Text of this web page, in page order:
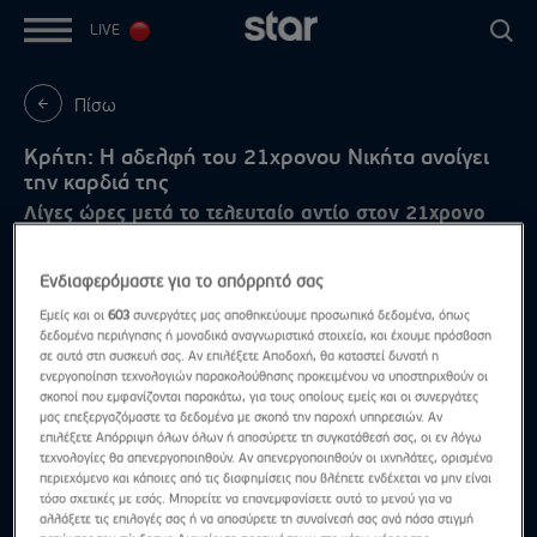
LIVE
Πίσω
Κρήτη: Η αδελφή του 21χρονου Νικήτα ανοίγει
την καρδιά της
Λίγες ώρες μετά το τελευταίο αντίο στον 21χρονο
Ενδιαφερόμαστε για το απόρρητό σας
Εμείς και οι603 συνεργάτες μας αποθηκεύουμε προσωπικά δεδομένα, όπως
δεδομένα περιήγησης ή μοναδικά αναγνωριστικά στοιχεία, και έχουμε πρόσβαση
σε αυτά στη συσκευή σας. Αν επιλέξετε Αποδοχή, θα καταστεί δυνατή η
ενεργοποίηση τεχνολογιών παρακολούθησης προκειμένου να υποστηριχθούν οι
σκοποί που εμφανίζονται παρακάτω, για τους οποίους εμείς και οι συνεργάτες
μας επεξεργαζόμαστε τα δεδομένα με σκοπό την παροχή υπηρεσιών. Αν
επιλέξετε Απόρριψη όλων όλων ή αποσύρετε τη συγκατάθεσή σας, οι εν λόγω
τεχνολογίες θα απενεργοποιηθούν. Αν απενεργοποιηθούν οι ιχνηλάτες, ορισμένο
περιεχόμενο και κάποιες από τις διαφημίσεις που βλέπετε ενδέχεται να μην είναι
τόσο σχετικές με εσάς. Μπορείτε να επανεμφανίσετε αυτό το μενού για να
αλλάξετε τις επιλογές σας ή να αποσύρετε τη συναίνεσή σας ανά πάσα στιγμή